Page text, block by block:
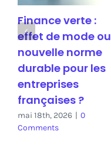
Finance verte :
effet de mode ou
nouvelle norme
durable pour les
entreprises
françaises ?
mai 18th, 2026 | 0
Comments